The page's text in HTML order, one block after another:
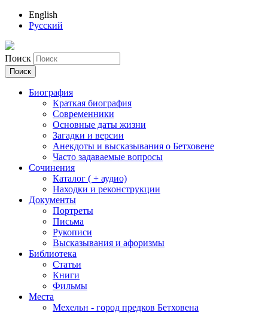
English
Русский
Поиск
Биография
Краткая биография
Современники
Основные даты жизни
Загадки и версии
Анекдоты и высказывания о Бетховене
Часто задаваемые вопросы
Сочинения
Каталог ( + аудио)
Находки и реконструкции
Документы
Портреты
Письма
Рукописи
Высказывания и афоризмы
Библиотека
Статьи
Книги
Фильмы
Места
Мехельн - город предков Бетховена